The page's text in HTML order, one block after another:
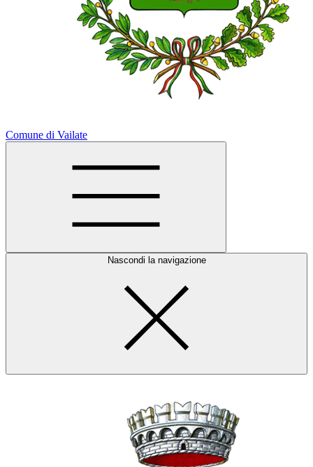
Comune di Vailate
Nascondi la navigazione